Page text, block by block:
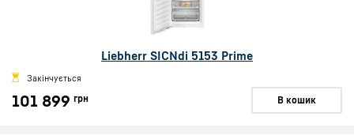
Liebherr SICNdi 5153 Prime
Закінчується
101 899 грн В кошик